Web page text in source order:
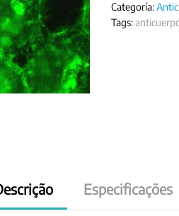
Gamma
Pesada
Categoría:
Tags:
Especificações